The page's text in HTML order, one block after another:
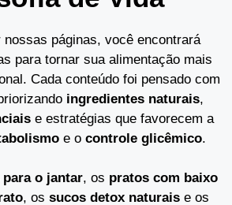
nossas páginas, você encontrará
para tornar sua alimentação mais
Cada conteúdo foi pensado com
ingredientes naturais,
e estratégias que favorecem a
e o controle glicêmico.
o jantar, os pratos com baixo
, os sucos detox naturaise os